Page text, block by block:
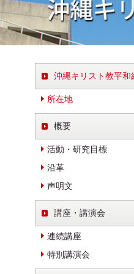
沖縄キリスト教平和
所在地
概要
活動・研究目標
沿革
声明文
講座・講演会
連続講座
特別講演会